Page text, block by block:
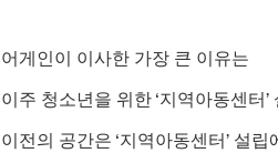
어게인이 이사한 가장 큰 이유는
이주 청소년을 위한 ‘지역아동센터
이전의 공간은 ‘지역아동센터’ 설